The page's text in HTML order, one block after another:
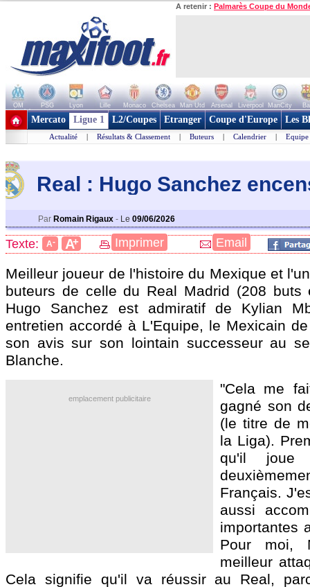
A retenir : Palmarès Coupe du
OM PSG Lyon Lille Monaco Chelsea Man Utd Arsenal Liverpool ManCity
+ de clubs
Mercato Ligue 1 L2/Coupes Etranger Coupe d'Europe Les
Actualité | Résultats & Classement | Buteurs | Calendrier | Equipe
Real : Hugo Sanchez
Par Romain Rigaux - Le 09/06/2026
Texte: A- A+ Imprimer Email
Meilleur joueur de l'histoire du Mexique et
buteurs de celle du Real Madrid (208 buts
Hugo Sanchez est admiratif de Kylian
entretien accordé à L'Equipe, le Mexicain
son avis sur son lointain successeur au
Blanche.
emplacement publicitaire
"Cela me
gagné son
(le titre de
la Liga).
qu'il
Français.
aussi
importantes
Pour moi,
meilleur
Cela signifie qu'il va réussir au Real,